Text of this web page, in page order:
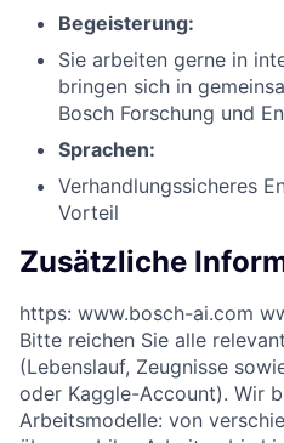
Begeisterung:
Sie arbeiten gerne in
bringen sich in
Bosch Forschung und
Sprachen:
Verhandlungssicheres
Vorteil
Zusätzliche
https: www.bosch-ai.com
Bitte reichen Sie alle
(Lebenslauf, Zeugnisse
oder Kaggle-Account). Wir
Arbeitsmodelle: von